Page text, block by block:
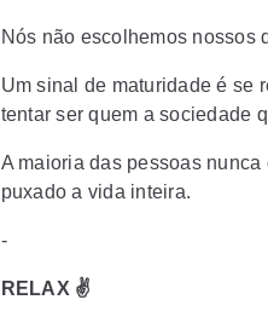
Nós não escolhemos nossos
Um sinal de maturidade é se
tentar ser quem a sociedade
A maioria das pessoas
puxado a vida inteira.
-
RELAX ✌️